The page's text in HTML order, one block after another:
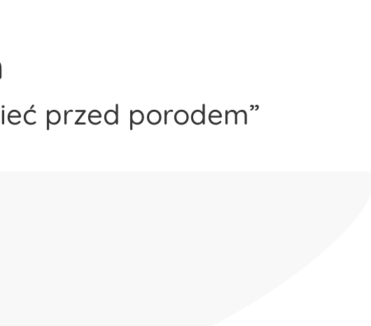
przed porodem”